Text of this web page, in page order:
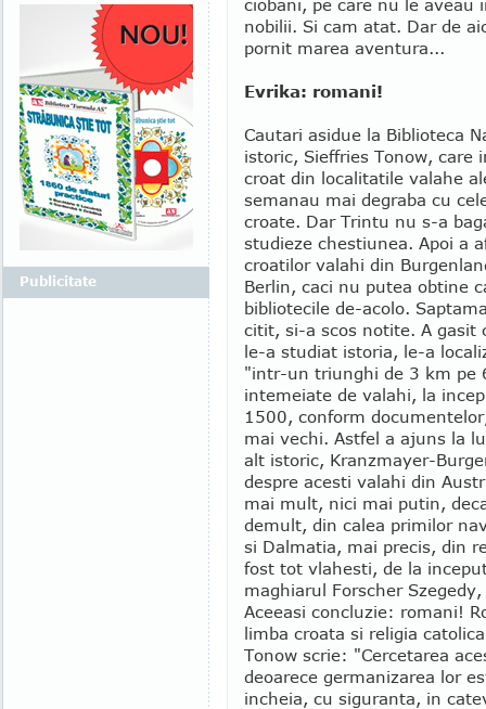
ciobani, pe care nu le aveau
nobilii. Si cam atat. Dar de
pornit marea aventura...
Evrika: romani!
Cautari asidue la Biblioteca
istoric, Sieffries Tonow,
croat din localitatile valahe
semanau mai degraba cu
croate. Dar Trintu nu s-a
studieze chestiunea. Apoi a
croatilor valahi din
Berlin, caci nu putea obtine
bibliotecile de-acolo.
citit, si-a scos notite. A gasit
le-a studiat istoria, le-a
"intr-un triunghi de 3 km pe
intemeiate de valahi, la
1500, conform
mai vechi. Astfel a ajuns la
alt istoric, Kranzmayer-
despre acesti valahi din
mai mult, nici mai putin,
demult, din calea primilor
si Dalmatia, mai precis, din
fost tot vlahesti, de la
maghiarul Forscher
Aceeasi concluzie: romani!
limba croata si religia
Tonow scrie: "Cercetarea
deoarece germanizarea lor
incheia, cu siguranta, in
Publicitate